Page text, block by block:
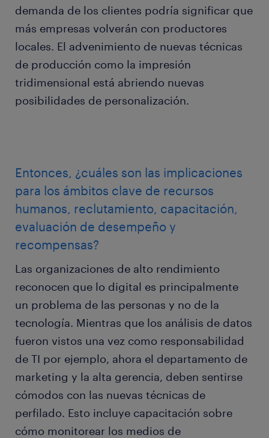
demanda de los clientes podría significar que
más empresas volverán con productores
locales. El advenimiento de nuevas técnicas
de producción como la impresión
tridimensional está abriendo nuevas
posibilidades de personalización.
Entonces, ¿cuáles son las implicaciones
para los ámbitos clave de recursos
humanos, reclutamiento, capacitación,
evaluación de desempeño y
recompensas?
Las organizaciones de alto rendimiento
reconocen que lo digital es principalmente
un problema de las personas y no de la
tecnología. Mientras que los análisis de datos
fueron vistos una vez como responsabilidad
de TI por ejemplo, ahora el departamento de
marketing y la alta gerencia, deben sentirse
cómodos con las nuevas técnicas de
perfilado. Esto incluye capacitación sobre
cómo monitorear los medios de